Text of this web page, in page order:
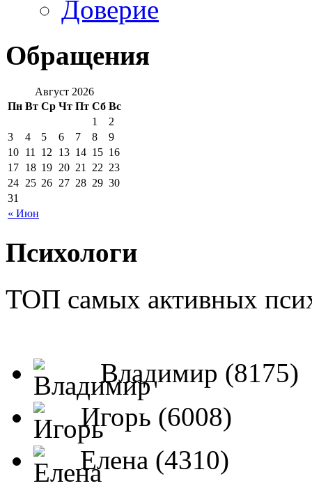
Доверие
Обращения
Август 2026
Пн Вт Ср Чт Пт Сб Вс
« Июн
1
2
3
4 5 6 7 8
9
10 11 12 13 14 15 16
17 18 19 20 21 22 23
24 25 26 27 28 29 30
31
Психологи
ТОП самых активных
Владимир (8175)
Игорь (6008)
Елена (4310)